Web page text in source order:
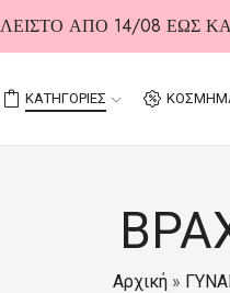
ΑΠΟ 14/08 ΕΩΣ
ΚΑΤΗΓΟΡΙΕΣ
Αρχική »